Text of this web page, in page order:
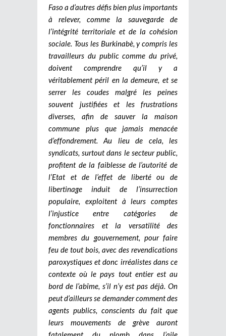
Faso a d’autres défis bien plus importants
à relever, comme la sauvegarde de
l’intégrité territoriale et de la cohésion
sociale. Tous les Burkinabè, y compris les
travailleurs du public comme du privé,
doivent comprendre qu’il y a
véritablement péril en la demeure, et se
serrer les coudes malgré les peines
souvent justifiées et les frustrations
diverses, afin de sauver la maison
commune plus que jamais menacée
d’effondrement. Au lieu de cela, les
syndicats, surtout dans le secteur public,
profitent de la faiblesse de l’autorité de
l’Etat et de l’effet de liberté ou de
libertinage induit de l’insurrection
populaire, exploitent à leurs comptes
l’injustice entre catégories de
fonctionnaires et la versatilité des
membres du gouvernement, pour faire
feu de tout bois, avec des revendications
paroxystiques et donc irréalistes dans ce
contexte où le pays tout entier est au
bord de l’abîme, s’il n’y est pas déjà. On
peut d’ailleurs se demander comment des
agents publics, conscients du fait que
leurs mouvements de grève auront